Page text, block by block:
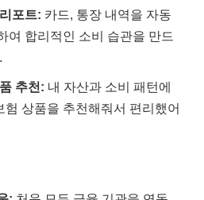
포트: 카드, 통장 내역을 자동
여 합리적인 소비 습관을 만드
추천: 내 자산과 소비 패턴에
험 상품을 추천해줘서 편리했어